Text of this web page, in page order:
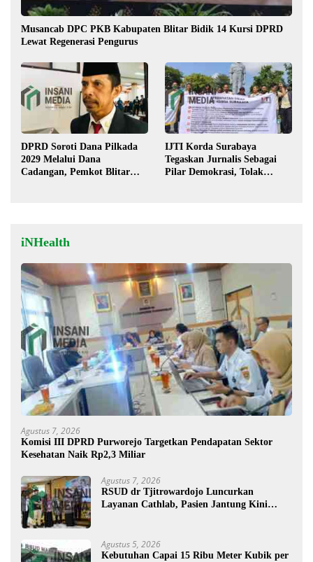
Musancab DPC PKB Kabupaten Blitar Bidik 14 Kursi DPRD
Lewat Regenerasi Pengurus
DPRD Soroti Dana Pilkada
2029 Melalui Dana
Cadangan, Pemkot Blitar
IJTI Korda Surabaya
Tegaskan Jurnalis Sebagai
Pilar Demokrasi, Tolak
iNHealth
Agustus 7, 2026
Komisi III DPRD Purworejo Targetkan Pendapatan Sektor
Kesehatan Naik Rp2,3 Miliar
Agustus 7, 2026
RSUD dr Tjitrowardojo Luncurkan
Layanan Cathlab, Pasien Jantung Kini
Agustus 5, 2026
Kebutuhan Capai 15 Ribu Meter Kubik per